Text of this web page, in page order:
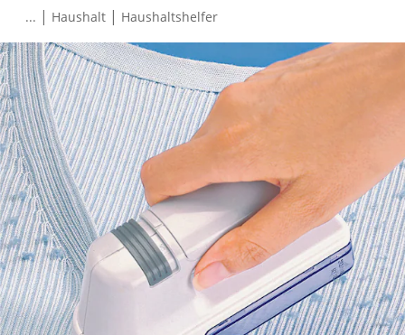
... | Haushalt | Haushaltshelfer